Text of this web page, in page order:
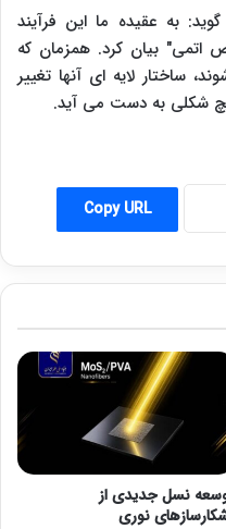
به عقیده ما این فرآیند
بیان کرد. همزمان که
ساختار لایه ای آنها تغییر
شکلی به دست می آید.
Copy URL
نسل جدیدی از
نوری